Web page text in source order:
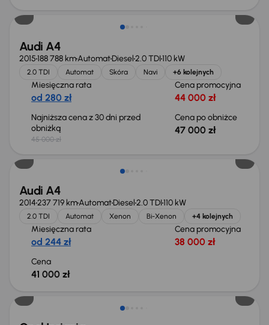
Audi A4
2015188 788 kmAutomatDiesel2.0 TDI110 kW
2.0 TDI Automat Skóra Navi +6 kolejnych
Miesięczna rata
od 280 zł
Cena promocyjna
44 000 zł
Najniższa cena z 30 dni przed
obniżką
45 000 zł
Cena po obniżce
47 000 zł
Audi A4
2014237 719 kmAutomatDiesel2.0 TDI110 kW
2.0 TDI Automat Xenon Bi-Xenon +4 kolejnych
Miesięczna rata
od 244 zł
Cena promocyjna
38 000 zł
Cena
41 000 zł